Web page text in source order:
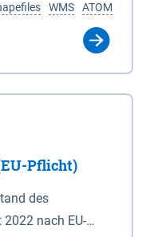
2), 2.
(AK5) im
(ETRS 89) mit
Abbildung
32N) dargestellt
ATOM
WMS
Pflicht)
des
nach EU-